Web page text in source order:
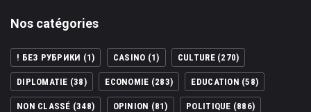
Nos catégories
! БЕЗ РУБРИКИ (1) CASINO (1) CULTURE(270)
DIPLOMATIE (38) ECONOMIE (283) EDUCATION (58)
NON CLASSÉ (348) OPINION (81) POLITIQUE (886)